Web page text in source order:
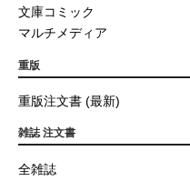
文庫コミック
マルチメディア
重版
重版注文書 (最新)
雑誌 注文書
全雑誌